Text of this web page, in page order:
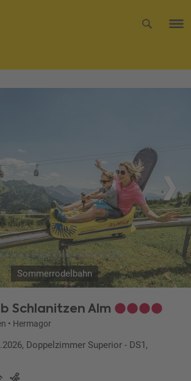
Sommerrodelbahn
Schlanitzen Alm
• Hermagor
Doppelzimmer Superior - DS1,